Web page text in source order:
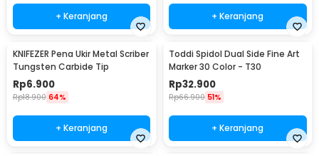
+ Keranjang + Keranjang
KNIFEZER Pena Ukir Metal Scriber
Tungsten Carbide Tip
Rp6.900
Rp18.900 64%
+ Keranjang
Toddi Spidol Dual Side Fine Art
Marker 30 Color - T30
Rp32.900
Rp66.900 51%
+ Keranjang